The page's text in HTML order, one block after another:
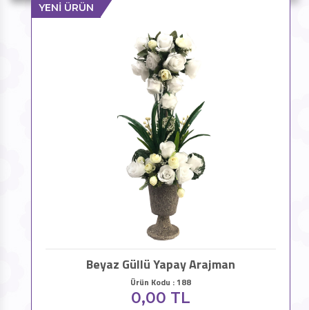
YENİ ÜRÜN
Beyaz Güllü Yapay Arajman
Ürün Kodu : 188
0,00 TL